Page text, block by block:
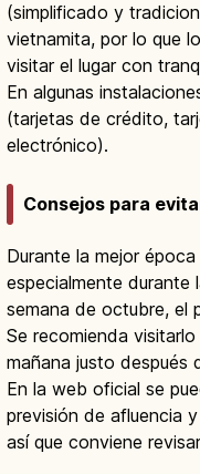
(simplificado y
vietnamita, por lo que
visitar el lugar con
En algunas
(tarjetas de crédito,
electrónico).
Consejos para
Durante la mejor
especialmente durante
semana de octubre, el
Se recomienda
mañana justo después
En la web oficial se
previsión de afluencia
así que conviene